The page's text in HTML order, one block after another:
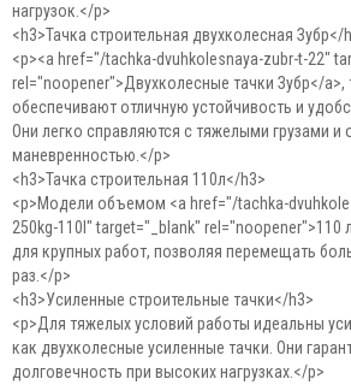
нагрузок.</p>
<h3>Тачка строительная двухколесная Зубр</
<p><a href="/tachka-dvuhkolesnaya-zubr-t-22"
rel="noopener">Двухколесные тачки Зубр</a>,
обеспечивают отличную устойчивость и
Они легко справляются с тяжелыми грузами и
маневренностью.</p>
<h3>Тачка строительная 110л</h3>
<p>Модели объемом <a href="/tachka-
250kg-110l" target="_blank" rel="noopener">110
для крупных работ, позволяя перемещать
раз.</p>
<h3>Усиленные строительные тачки</h3>
<p>Для тяжелых условий работы идеальны
как двухколесные усиленные тачки. Они
долговечность при высоких нагрузках.</p>